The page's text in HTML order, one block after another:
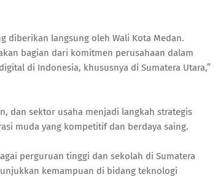
diberikan langsung oleh Wali Kota Medan.
bagian dari komitmen perusahaan dalam
di Indonesia, khususnya di Sumatera Utara,”
dan sektor usaha menjadi langkah strategis
muda yang kompetitif dan berdaya saing.
perguruan tinggi dan sekolah di Sumatera
kemampuan di bidang teknologi